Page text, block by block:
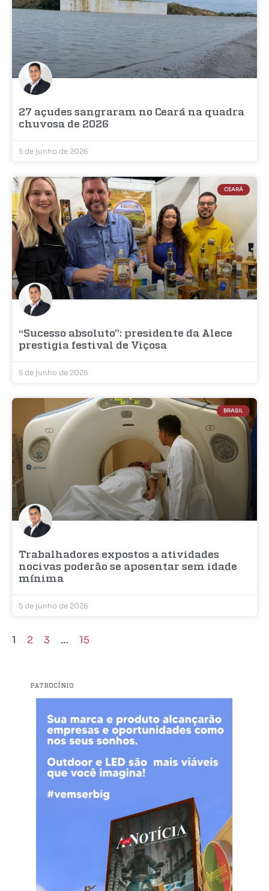
27 açudes sangraram no Ceará na quadra
chuvosa de 2026
5 de junho de 2026
CEARÁ
“Sucesso absoluto”: presidente da Alece
prestigia festival de Viçosa
5 de junho de 2026
BRASIL
Trabalhadores expostos a atividades
nocivas poderão se aposentar sem idade
mínima
5 de junho de 2026
1 2 3 … 15
PATROCÍNIO